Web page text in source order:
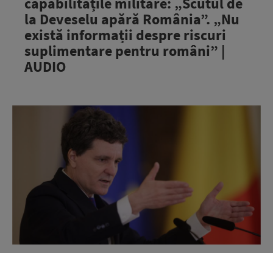
la Deveselu apără România”. „Nu
există informații despre riscuri
suplimentare pentru români” |
AUDIO